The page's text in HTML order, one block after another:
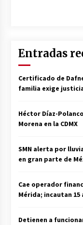
Entradas
Certificado de
familia exige
Héctor Díaz-
Morena en la CDMX
SMN alerta por
en gran parte de
Cae operador
Mérida; incautan
Detienen a